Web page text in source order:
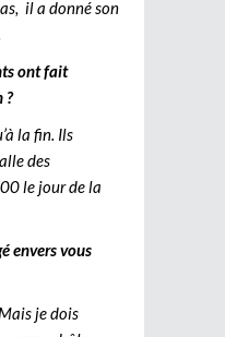
il a donné son
ont fait
?
la fin. Ils
des
le jour de la
envers vous
je dois